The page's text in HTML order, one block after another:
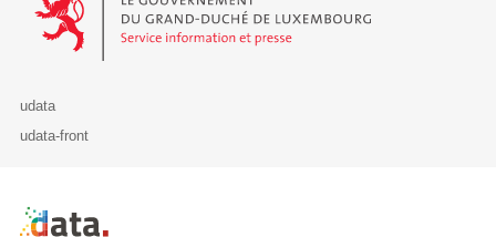
udata
udata-front
Retour à l'accueil de data.public.lu